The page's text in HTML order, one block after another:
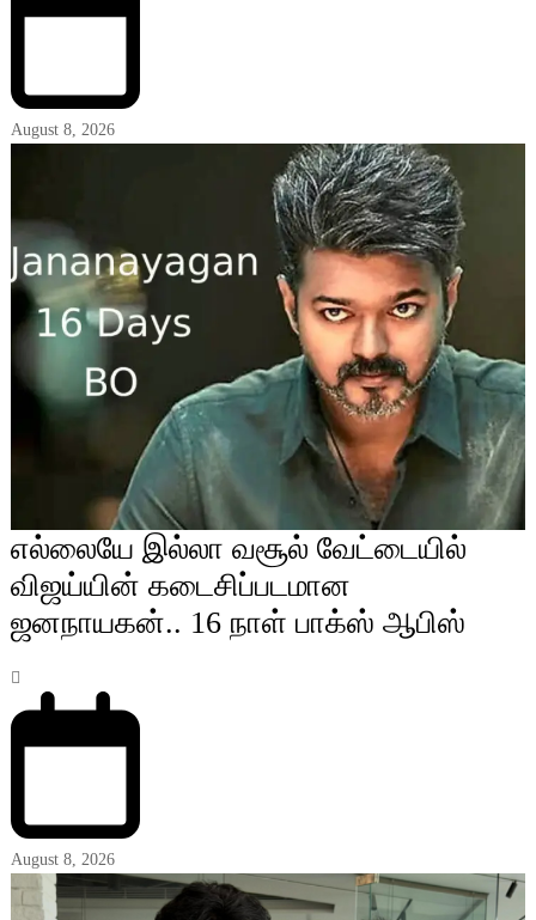
August 8, 2026
எல்லையே இல்லா வசூல் வேட்டையில்
விஜய்யின் கடைசிப்படமான
ஜனநாயகன்.. 16 நாள் பாக்ஸ் ஆபிஸ்
August 8, 2026